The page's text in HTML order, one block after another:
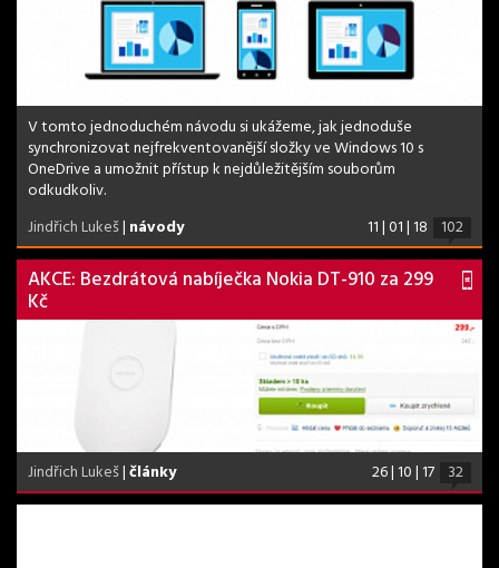
V tomto jednoduchém návodu si ukážeme, jak jednoduše
synchronizovat nejfrekventovanější složky ve Windows 10 s
OneDrive a umožnit přístup k nejdůležitějším souborům
odkudkoliv.
Jindřich Lukeš| návody 11 | 01 | 18 102
AKCE: Bezdrátová nabíječka Nokia DT-910 za 299
Kč
Jindřich Lukeš|články 26 | 10 | 17 32